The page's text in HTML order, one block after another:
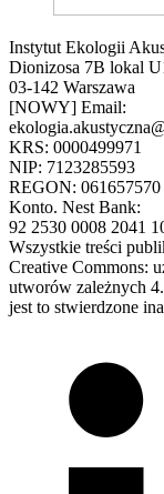
Instytut Ekologii
Dionizosa 7B lokal
03-142 Warszawa
[NOWY] Email:
KRS: 0000499971
NIP: 7123285593
REGON: 061657570
Konto. Nest Bank:
92 2530 0008 2041
Wszystkie treści
Creative Commons:
utworów zależnych
jest to stwierdzone